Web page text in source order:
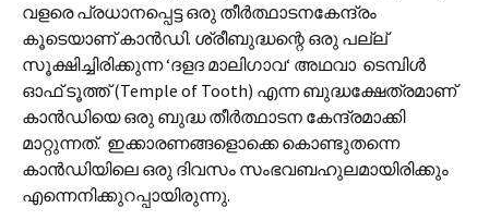
വളരെ പ്രധാനപ്പെട്ട ഒരു തീർത്ഥാടനകേന്ദ്രം
കൂടെയാണ് കാൻഡി. ശ്രീബുദ്ധന്റെ ഒരു പല്ല്
സൂക്ഷിച്ചിരിക്കുന്ന ‘ദളദ മാലിഗാവ‘ അഥവാ ടെമ്പിൾ
ഓഫ് ടൂത്ത് (Temple of Tooth) എന്ന ബുദ്ധക്ഷേത്രമാണ്
കാൻഡിയെ ഒരു ബുദ്ധ തീർത്ഥാടന കേന്ദ്രമാക്കി
മാറ്റുന്നത്. ഇക്കാരണങ്ങളൊക്കെ കൊണ്ടുതന്നെ
കാൻഡിയിലെ ഒരു ദിവസം സംഭവബഹുലമായിരിക്കും
എന്നെനിക്കുറപ്പായിരുന്നു.